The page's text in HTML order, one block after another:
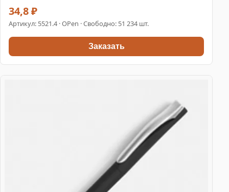
34,8 ₽
Артикул: 5521.4 · OPen · Свободно: 51 234 шт.
Заказать